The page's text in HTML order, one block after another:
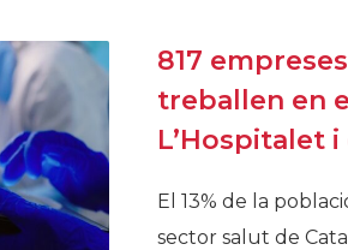
817
treballen en
L’Hospitalet
El 13% de la
sector salut de